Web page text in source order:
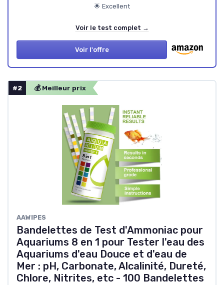
🌟 Excellent
Voir le test complet →
Voir l'offre
#2 💰 Meilleur prix
AAWIPES
Bandelettes de Test d'Ammoniac pour
Aquariums 8 en 1 pour Tester l'eau des
Aquariums d'eau Douce et d'eau de
Mer : pH, Carbonate, Alcalinité, Dureté,
Chlore, Nitrites, etc - 100 Bandelettes